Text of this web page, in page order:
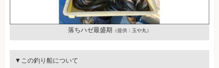
落ちハゼ最盛期 （提供：玉や丸）
▼この釣り船について